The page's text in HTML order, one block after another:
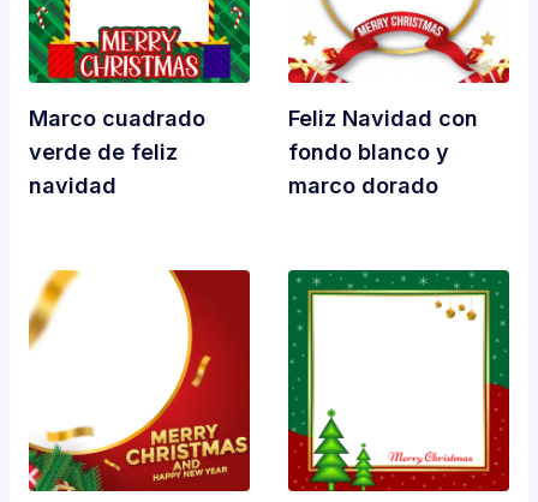
Marco cuadrado
verde de feliz
navidad
Feliz Navidad con
fondo blanco y
marco dorado